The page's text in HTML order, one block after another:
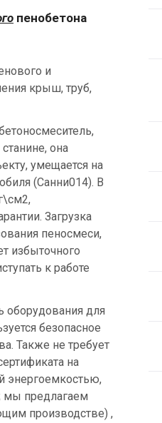
пенобетона
и
крыш, труб,
она
умещается на
(Санни014). В
Загрузка
пеносмеси,
избыточного
к работе
оборудования для
безопасное
Также не требует
на
энергоемкостью,
мы предлагаем
производстве) ,